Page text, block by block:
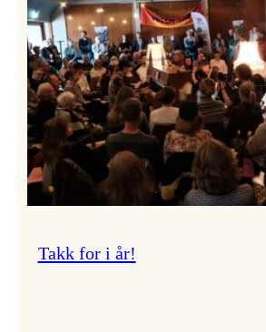
om
endringar
i
administrasjonen
Takk for i år!